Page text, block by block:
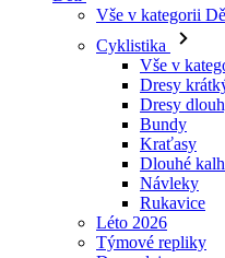
Dresy
Bundy
Kraťasy
Dlouhé
Návleky
Rukavice
Léto 2026
Týmové repliky
Doprodej
Speciální edice
Dárkové poukazy
Vlastní design
Príbehy